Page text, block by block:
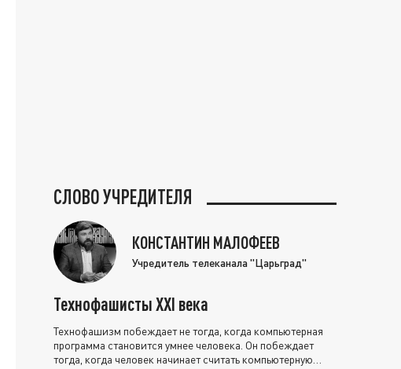
СЛОВО УЧРЕДИТЕЛЯ
КОНСТАНТИН МАЛОФЕЕВ
Учредитель телеканала "Царьград"
Технофашисты XXI века
Технофашизм побеждает не тогда, когда компьютерная
программа становится умнее человека. Он побеждает
тогда, когда человек начинает считать компьютерную